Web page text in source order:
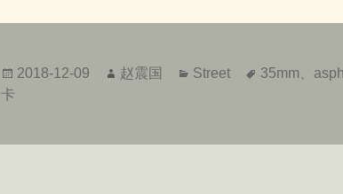
发
2018-12-09
作
赵震国
分
Street
标
35mm
卡